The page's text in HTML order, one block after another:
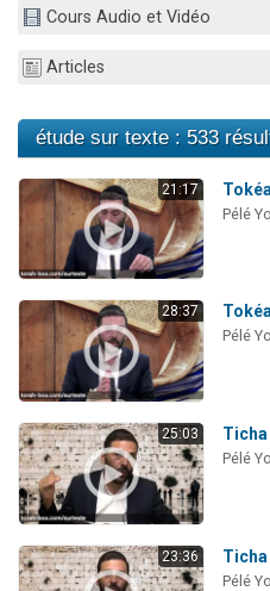
3 personnes viennent
5 personnes viennent
Cours Audio et Vidéo
Articles
étude sur texte : 533
21:17
Pélé
28:37
Pélé
25:03 Ticha
Pélé
23:36 Ticha
Pélé